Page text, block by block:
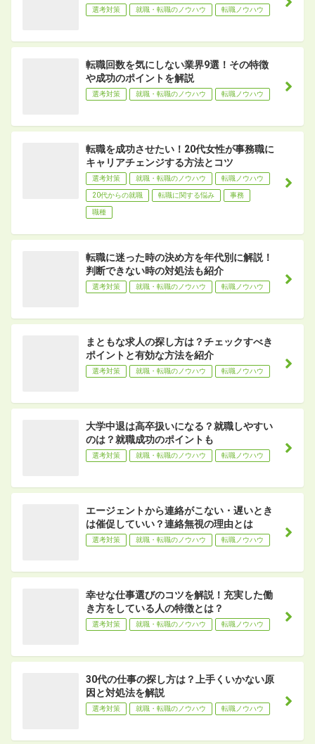
選考対策 就職・転職のノウハウ 転職ノウハウ
転職回数を気にしない業界9選！その特徴
や成功のポイントを解説
選考対策 就職・転職のノウハウ 転職ノウハウ
転職を成功させたい！20代女性が事務職に
キャリアチェンジする方法とコツ
選考対策 就職・転職のノウハウ 転職ノウハウ
20代からの就職 転職に関する悩み 事務
職種
転職に迷った時の決め方を年代別に解説！
判断できない時の対処法も紹介
選考対策 就職・転職のノウハウ 転職ノウハウ
まともな求人の探し方は？チェックすべき
ポイントと有効な方法を紹介
選考対策 就職・転職のノウハウ 転職ノウハウ
大学中退は高卒扱いになる？就職しやすい
のは？就職成功のポイントも
選考対策 就職・転職のノウハウ 転職ノウハウ
エージェントから連絡がこない・遅いとき
は催促していい？連絡無視の理由とは
選考対策 就職・転職のノウハウ 転職ノウハウ
幸せな仕事選びのコツを解説！充実した働
き方をしている人の特徴とは？
選考対策 就職・転職のノウハウ 転職ノウハウ
30代の仕事の探し方は？上手くいかない原
因と対処法を解説
選考対策 就職・転職のノウハウ 転職ノウハウ